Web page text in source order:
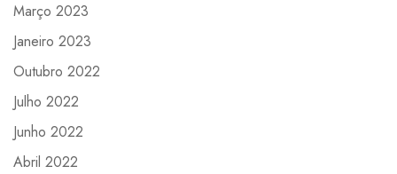
Março 2023
Janeiro 2023
Outubro 2022
Julho 2022
Junho 2022
Abril 2022